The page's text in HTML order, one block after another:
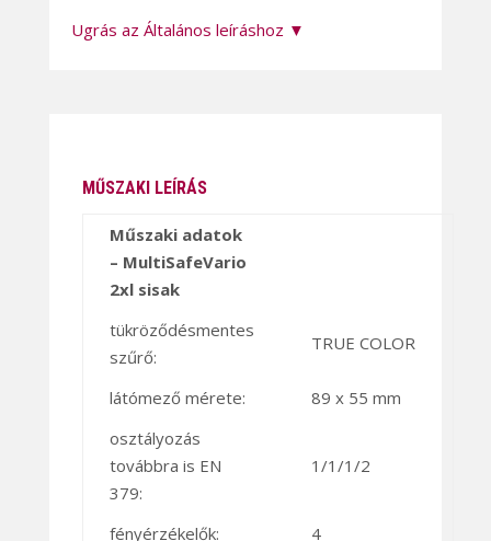
Ugrás az Általános leíráshoz ▼
MŰSZAKI LEÍRÁS
Műszaki adatok
– MultiSafeVario
2xl sisak
tükröződésmentes
szűrő:
TRUE COLOR
látómező mérete:
89 x 55 mm
osztályozás
továbbra is EN
379:
1/1/1/2
fényérzékelők:
4